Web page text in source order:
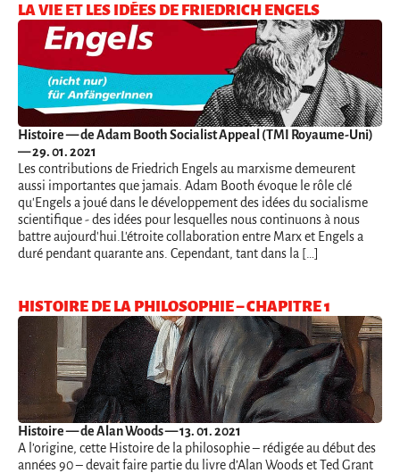
LA VIE ET LES IDÉES DE FRIEDRICH ENGELS
Histoire— de Adam Booth Socialist Appeal (TMI Royaume-Uni)
— 29. 01. 2021
Les contributions de Friedrich Engels au marxisme demeurent
aussi importantes que jamais. Adam Booth évoque le rôle clé
qu'Engels a joué dans le développement des idées du socialisme
scientifique - des idées pour lesquelles nous continuons à nous
battre aujourd'hui.L'étroite collaboration entre Marx et Engels a
duré pendant quarante ans. Cependant, tant dans la […]
HISTOIRE DE LA PHILOSOPHIE – CHAPITRE 1
Histoire— de Alan Woods — 13. 01. 2021
A l’origine, cette Histoire de la philosophie – rédigée au début des
années 90 – devait faire partie du livre d’Alan Woods et Ted Grant